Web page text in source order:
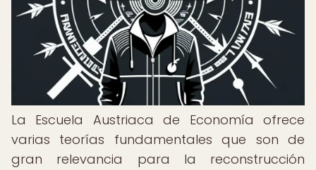
La Escuela Austriaca de Economía ofrece
varias teorías fundamentales que son de
gran relevancia para la reconstrucción